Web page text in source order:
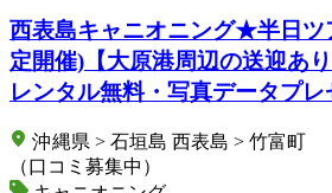
西表島キャニオニング★半日ツ
定開催)【大原港周辺の送迎あ
レンタル無料・写真データプレ
沖縄県 > 石垣島 西表島 > 竹富町
（口コミ募集中）